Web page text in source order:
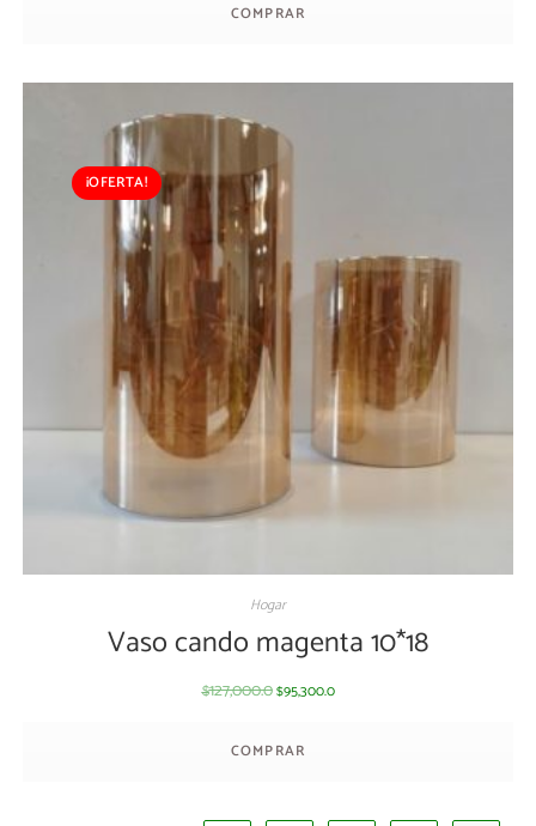
COMPRAR
¡OFERTA!
Hogar
Vaso cando magenta 10*18
$127,000.0 $95,300.0
COMPRAR